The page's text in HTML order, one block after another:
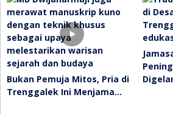
Bukan Pemuja Mitos, Pria di
Trenggalek Ini Menjama…